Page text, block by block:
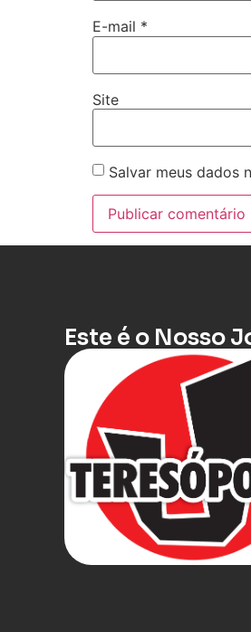
E-mail *
Site
Salvar meus dados
Este é o Nosso